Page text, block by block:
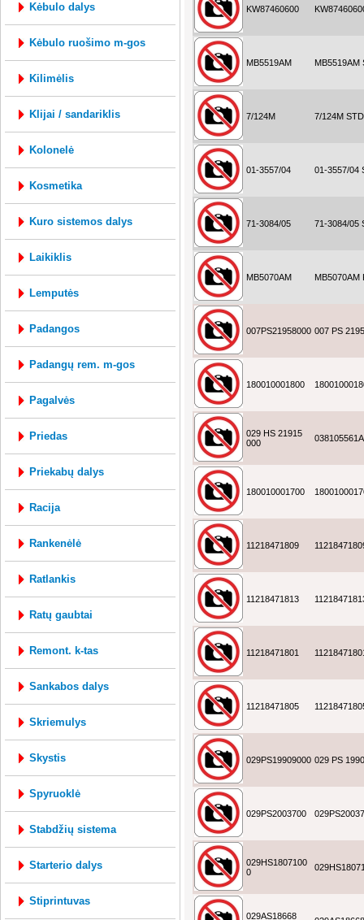
kėbulo dalys
kėbulo ruošimo m-gos
kilimėlis
klijai / sandariklis
kolonelė
kosmetika
kuro sistemos dalys
laikiklis
lemputės
padangos
padangų rem. m-gos
pagalvės
priedas
priekabų dalys
racija
rankenėlė
ratlankis
ratų gaubtai
remont. k-tas
sankabos dalys
skriemulys
skystis
spyruoklė
stabdžių sistema
starterio dalys
stiprintuvas
KW87460600
MB5519AM MB5519AM
7/124M 7/124M STD
01-3557/04 01-3557/04
71-3084/05 71-3084/05
MB5070AM MB5070AM
007PS21958000 007 PS
180010001800
029 HS 21915
000
180010001700
11218471809
11218471813
11218471801
11218471805
029PS19909000 029 PS
029PS2003700
029HS1807100
0
029AS18668